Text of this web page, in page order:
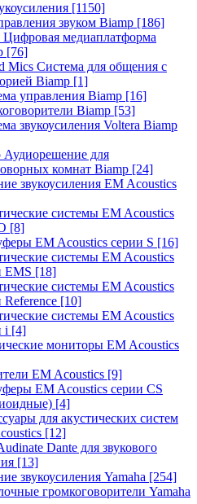
[1150]
звуком Biamp [186]
Цифровая медиаплатформа
[76]
Mics Система для общения с
Biamp [1]
управления Biamp [16]
Biamp [53]
звукоусиления Voltera Biamp
Аудиорешение для
комнат Biamp [24]
звукоусиления EM Acoustics
системы EM Acoustics
[8]
EM Acoustics серии S [16]
системы EM Acoustics
EMS [18]
системы EM Acoustics
Reference [10]
системы EM Acoustics
i [4]
мониторы EM Acoustics
EM Acoustics [9]
EM Acoustics серии CS
[4]
для акустических систем
[12]
Dante для звукового
[13]
звукоусиления Yamaha [254]
громкоговорители Yamaha